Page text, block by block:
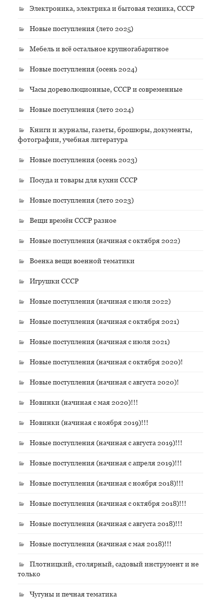
Электроника, электрика и бытовая техника, СССР
Новые поступления (лето 2025)
Мебель и всё остальное крупногабаритное
Новые поступления (осень 2024)
Часы дореволюционные, СССР и современные
Новые поступления (лето 2024)
Книги и журналы, газеты, брошюры, документы,
фотографии, учебная литература
Новые поступления (осень 2023)
Посуда и товары для кухни СССР
Новые поступления (лето 2023)
Вещи времён СССР разное
Новые поступления (начиная с октября 2022)
Военка вещи военной тематики
Игрушки СССР
Новые поступления (начиная с июля 2022)
Новые поступления (начиная с октября 2021)
Новые поступления (начиная с июля 2021)
Новые поступления (начиная с октября 2020)!
Новые поступления (начиная с августа 2020)!
Новинки (начиная с мая 2020)!!!
Новинки (начиная с ноября 2019)!!!
Новые поступления (начиная с августа 2019)!!!
Новые поступления (начиная с апреля 2019)!!!
Новые поступления (начиная с ноября 2018)!!!
Новые поступления (начиная с октября 2018)!!!
Новые поступления (начиная с августа 2018)!!!
Новые поступления (начиная с мая 2018)!!!
Плотницкий, столярный, садовый инструмент и не
только
Чугуны и печная тематика